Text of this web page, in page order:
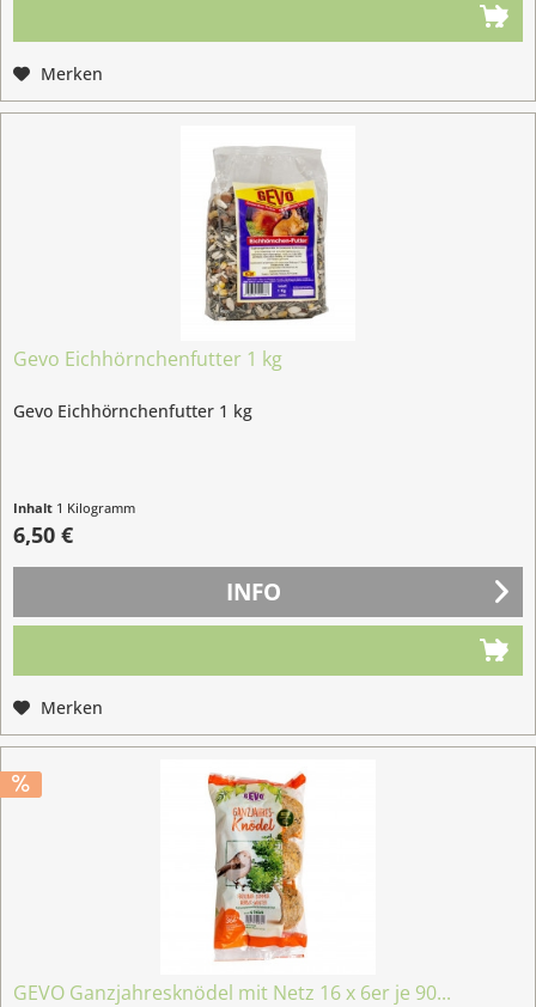
Merken
Gevo Eichhörnchenfutter 1 kg
Gevo Eichhörnchenfutter 1 kg
Inhalt 1 Kilogramm
6,50 €
INFO
Merken
GEVO Ganzjahresknödel mit Netz 16 x 6er je 90...